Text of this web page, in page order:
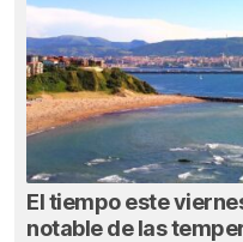
El tiempo este
notable de las